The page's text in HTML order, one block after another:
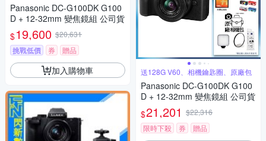
Panasonic DC-G100DK G100
D + 12-32mm 變焦鏡組 公司貨
$19,600 $20,631
挑戰低價
券 贈品
加入購物車 送128G V60、相機鑰匙圈、原廠包
Panasonic DC-G100DK G100
D + 12-32mm 變焦鏡組 公司貨
$21,201 $22,316
限時下殺
券 贈品